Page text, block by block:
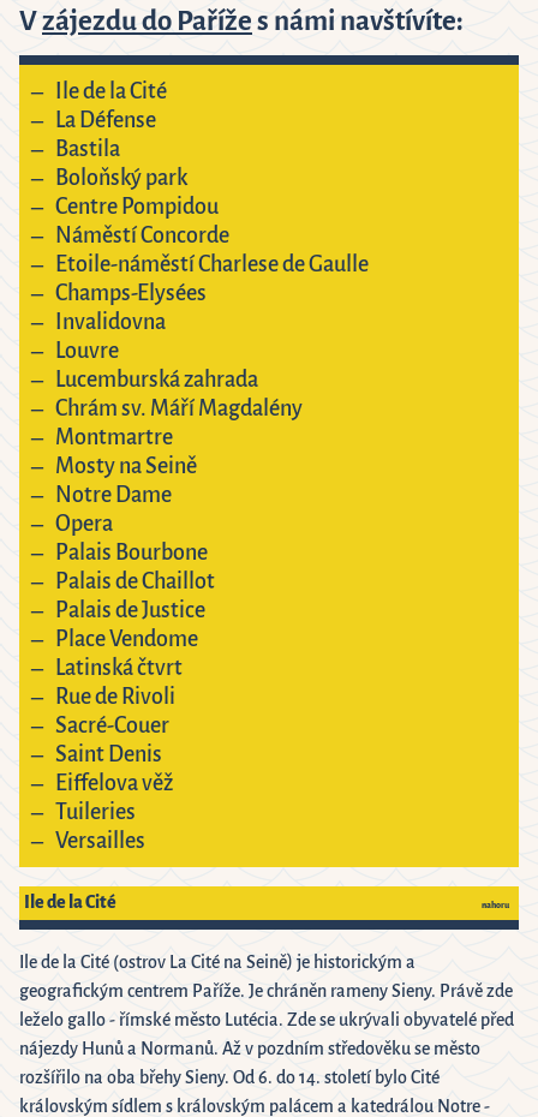
Vzájezdu do Pařížes námi navštívíte:
Ile de la Cité
La Défense
Bastila
Boloňský park
Centre Pompidou
Náměstí Concorde
Etoile-náměstí Charlese de Gaulle
Champs-Elysées
Invalidovna
Louvre
Lucemburská zahrada
Chrám sv. Máří Magdalény
Montmartre
Mosty na Seině
Notre Dame
Opera
Palais Bourbone
Palais de Chaillot
Palais de Justice
Place Vendome
Latinská čtvrt
Rue de Rivoli
Sacré-Couer
Saint Denis
Eiffelova věž
Tuileries
Versailles
Ile de la Cité nahoru
Ile de la Cité (ostrov La Cité na Seině) je historickým a
geografickým centrem Paříže. Je chráněn rameny Sieny. Právě zde
leželo gallo - římské město Lutécia. Zde se ukrývali obyvatelé před
nájezdy Hunů a Normanů. Až v pozdním středověku se město
rozšířilo na oba břehy Sieny. Od 6. do 14. století bylo Cité
královským sídlem s královským palácem a katedrálou Notre -